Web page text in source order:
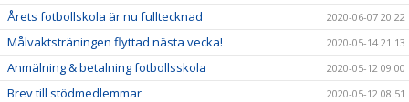
Årets fotbollskola är nu fulltecknad 2020-06-07 20:22
Målvaktsträningen flyttad nästa vecka! 2020-05-14 21:13
Anmälning & betalning fotbollsskola 2020-05-12 09:00
Brev till stödmedlemmar 2020-05-12 08:51